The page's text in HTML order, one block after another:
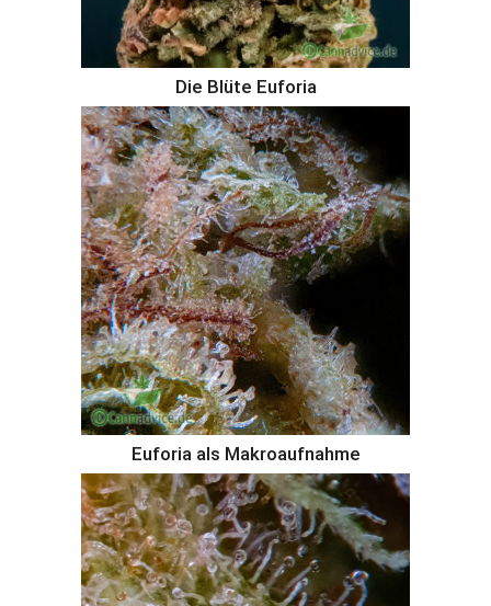
Die Blüte Euforia
Euforia als Makroaufnahme